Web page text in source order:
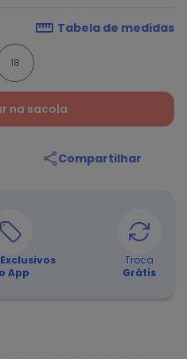
Tabela de medidas
18
na sacola
Compartilhar
Exclusivos
App
Troca
Grátis